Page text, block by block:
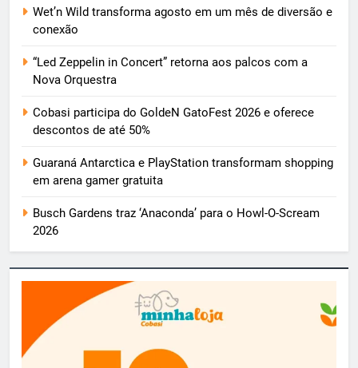
Wet’n Wild transforma agosto em um mês de diversão e
conexão
“Led Zeppelin in Concert” retorna aos palcos com a
Nova Orquestra
Cobasi participa do GoldeN GatoFest 2026 e oferece
descontos de até 50%
Guaraná Antarctica e PlayStation transformam shopping
em arena gamer gratuita
Busch Gardens traz ‘Anaconda’ para o Howl-O-Scream
2026